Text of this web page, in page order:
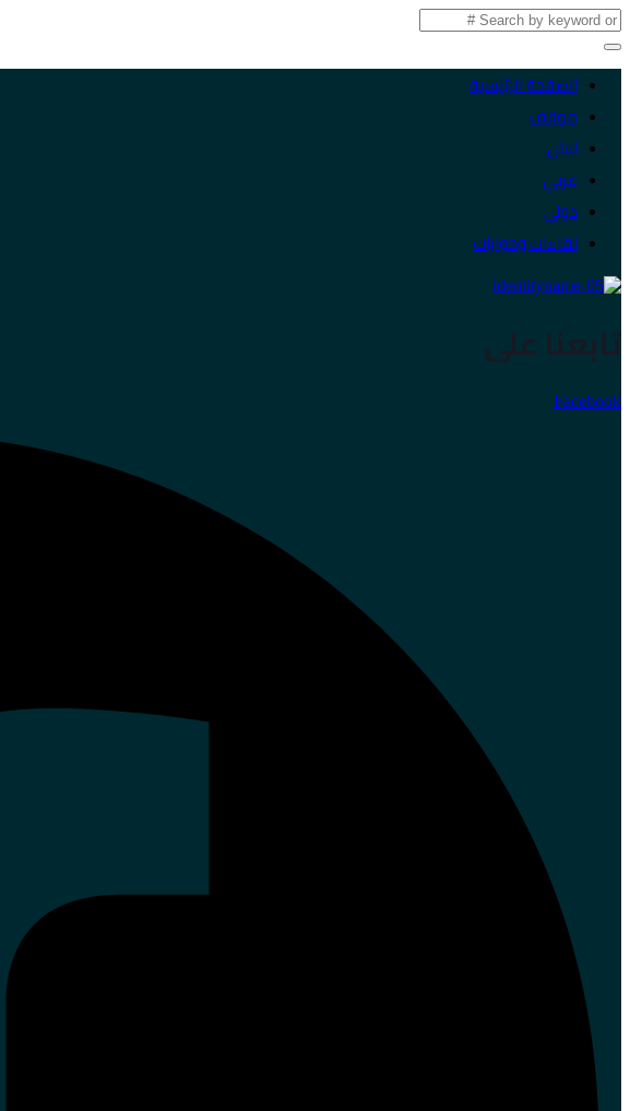
الصفحة الرئيسية
موقف
لبنان
عربي
دولي
لقاءات وحوارات
تابعنا على
Facebook